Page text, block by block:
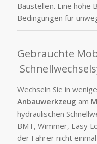
Baustellen. Eine
Bedingungen für
Gebrauchte
Wechseln Sie in
Anbauwerkzeug am
hydraulischen
BMT, Wimmer, Easy
der Fahrer nicht